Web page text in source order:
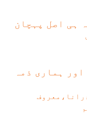
ہی اصل پہچان
ہماری ذمہ